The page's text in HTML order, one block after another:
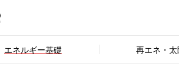
エネルギー基礎 再エネ・